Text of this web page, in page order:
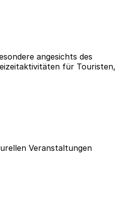
angesichts des
für Touristen,
Veranstaltungen